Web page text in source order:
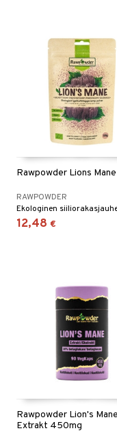
Rawpowder Lions Mane
RAWPOWDER
Ekologinen
12,48 €
Rawpowder Lion's Mane
Extrakt 450mg